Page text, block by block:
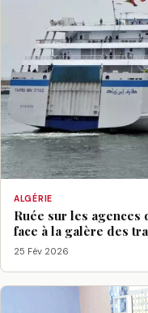
ALGÉRIE
Ruée sur les agences
face à la galère des
25 Fév 2026